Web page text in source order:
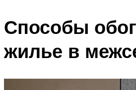
Способы
жилье в